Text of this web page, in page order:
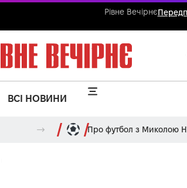
Рівне Вечірнє
ВСІ НОВИНИ
Про футбол з Миколою